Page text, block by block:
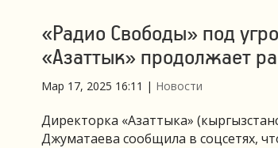
«Радио Свободы» под
«Азаттык» продолжает
Мар 17, 2025 16:11 | Новости
Директорка «Азаттыка»
Джуматаева сообщила в соцсетях,